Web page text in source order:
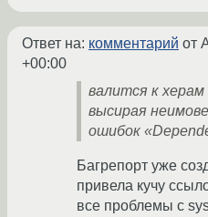
Ответ на: комментарий от
+00:00
валится к
высирая
ошибок
Багрепорт уже
привела кучу
все проблемы с